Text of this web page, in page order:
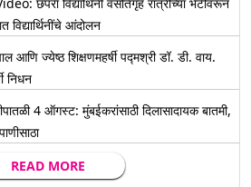
विद्यार्थिनींचे आंदोलन
आणि ज्येष्ठ शिक्षणमहर्षी पद्मश्री डॉ. डी. वाय.
निधन
4 ऑगस्ट: मुंबईकरांसाठी दिलासादायक बातमी,
READ MORE